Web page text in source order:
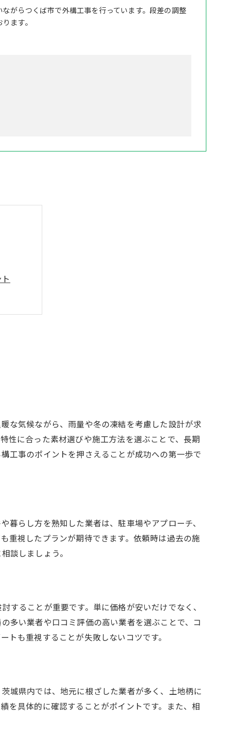
がらつくば市で外構工事を行っています。段差の調整
ます。
事例
工
介
て
な気候ながら、雨量や冬の凍結を考慮した設計が求
性に合った素材選びや施工方法を選ぶことで、長期
工事のポイントを押さえることが成功への第一歩で
らし方を熟知した業者は、駐車場やアプローチ、
重視したプランが期待できます。依頼時は過去の施
談しましょう。
ることが重要です。単に価格が安いだけでなく、
多い業者や口コミ評価の高い業者を選ぶことで、コ
も重視することが失敗しないコツです。
城県内では、地元に根ざした業者が多く、土地柄に
を具体的に確認することがポイントです。また、相